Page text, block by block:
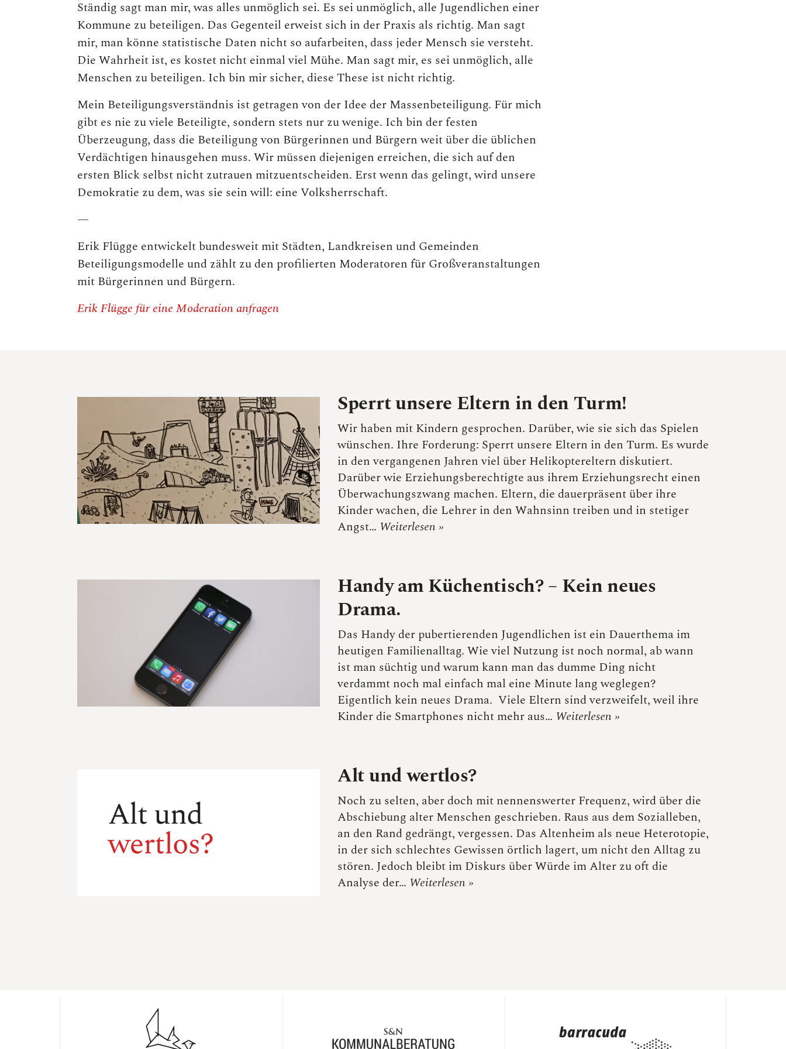
Ständig sagt man mir, was alles unmöglich sei. Es sei unmöglich, alle Jugendlichen einer
Kommune zu beteiligen. Das Gegenteil erweist sich in der Praxis als richtig. Man sagt
mir, man könne statistische Daten nicht so aufarbeiten, dass jeder Mensch sie versteht.
Die Wahrheit ist, es kostet nicht einmal viel Mühe. Man sagt mir, es sei unmöglich, alle
Menschen zu beteiligen. Ich bin mir sicher, diese These ist nicht richtig.
Mein Beteiligungsverständnis ist getragen von der Idee der Massenbeteiligung. Für mich
gibt es nie zu viele Beteiligte, sondern stets nur zu wenige. Ich bin der festen
Überzeugung, dass die Beteiligung von Bürgerinnen und Bürgern weit über die üblichen
Verdächtigen hinausgehen muss. Wir müssen diejenigen erreichen, die sich auf den
ersten Blick selbst nicht zutrauen mitzuentscheiden. Erst wenn das gelingt, wird unsere
Demokratie zu dem, was sie sein will: eine Volksherrschaft.
—
Erik Flügge entwickelt bundesweit mit Städten, Landkreisen und Gemeinden
Beteiligungsmodelle und zählt zu den profilierten Moderatoren für Großveranstaltungen
mit Bürgerinnen und Bürgern.
Erik Flügge für eine Moderation anfragen
Sperrt unsere Eltern in den Turm!
Wir haben mit Kindern gesprochen. Darüber, wie sie sich das Spielen
wünschen. Ihre Forderung: Sperrt unsere Eltern in den Turm. Es wurde
in den vergangenen Jahren viel über Helikoptereltern diskutiert.
Darüber wie Erziehungsberechtigte aus ihrem Erziehungsrecht einen
Überwachungszwang machen. Eltern, die dauerpräsent über ihre
Kinder wachen, die Lehrer in den Wahnsinn treiben und in stetiger
Angst… Weiterlesen »
Handy am Küchentisch? – Kein neues
Drama.
Das Handy der pubertierenden Jugendlichen ist ein Dauerthema im
heutigen Familienalltag. Wie viel Nutzung ist noch normal, ab wann
ist man süchtig und warum kann man das dumme Ding nicht
verdammt noch mal einfach mal eine Minute lang weglegen?
Eigentlich kein neues Drama. Viele Eltern sind verzweifelt, weil ihre
Kinder die Smartphones nicht mehr aus… Weiterlesen »
Alt und wertlos?
Noch zu selten, aber doch mit nennenswerter Frequenz, wird über die
Abschiebung alter Menschen geschrieben. Raus aus dem Sozialleben,
an den Rand gedrängt, vergessen. Das Altenheim als neue Heterotopie,
in der sich schlechtes Gewissen örtlich lagert, um nicht den Alltag zu
stören. Jedoch bleibt im Diskurs über Würde im Alter zu oft die
Analyse der… Weiterlesen »